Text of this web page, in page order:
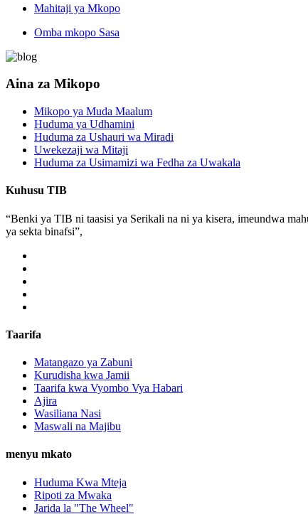
Mahitaji ya Mkopo
Omba mkopo Sasa
Aina za Mikopo
Mikopo ya Muda Maalum
Huduma ya Udhamini
Huduma za Ushauri wa Miradi
Uwekezaji wa Mitaji
Huduma za Usimamizi wa Fedha za Uwakala
Kuhusu TIB
“Benki ya TIB ni taasisi ya Serikali na ni ya kisera, imeundwa
ya sekta binafsi”,
Taarifa
Matangazo ya Zabuni
Kurudisha kwa Jamii
Taarifa kwa Vyombo Vya Habari
Ajira
Wasiliana Nasi
Maswali na Majibu
menyu mkato
Huduma Kwa Mteja
Ripoti za Mwaka
Jarida la "The Wheel"